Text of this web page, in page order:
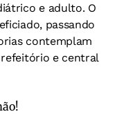
e adulto. O
passando
contemplam
e central